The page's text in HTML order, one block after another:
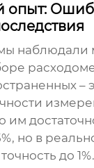
опыт:
наблюдали
–
им
но в
до